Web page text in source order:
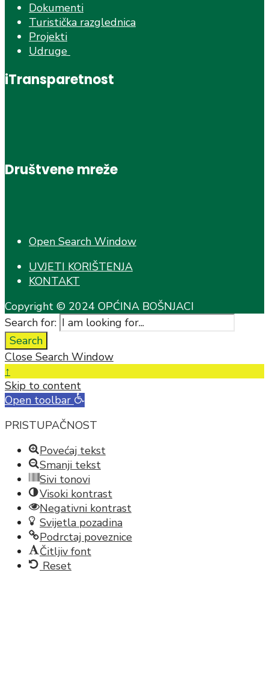
Dokumenti
Turistička razglednica
Projekti
Udruge
iTransparetnost
Društvene mreže
Open Search Window
UVJETI KORIŠTENJA
KONTAKT
Copyright © 2024 OPĆINA BOŠNJACI
Search for:
Search
Close Search Window
↑
Skip to content
Open toolbar
PRISTUPAČNOST
Povećaj tekst
Smanji tekst
Sivi tonovi
Visoki kontrast
Negativni kontrast
Svijetla pozadina
Podrctaj poveznice
Čitljiv font
Reset